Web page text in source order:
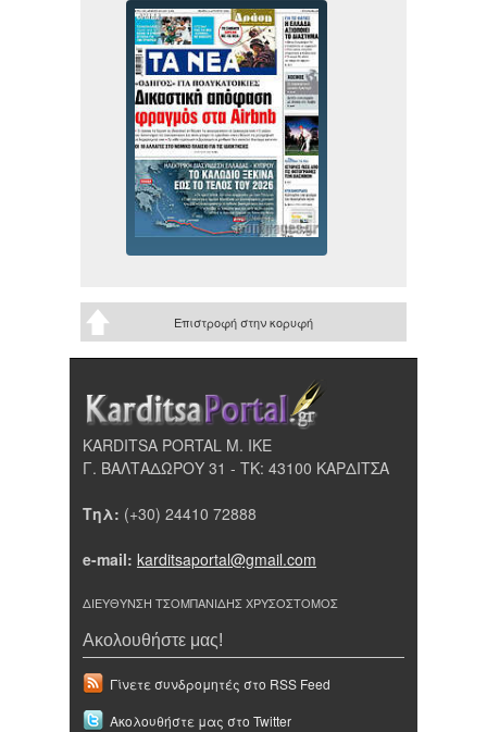
Επιστροφή στην κορυφή
KARDITSA PORTAL Μ. ΙΚΕ
Γ. ΒΑΛΤΑΔΩΡΟΥ 31 - ΤΚ: 43100 ΚΑΡΔΙΤΣΑ
Τηλ: (+30) 24410 72888
e-mail: karditsaportal@gmail.com
ΔΙΕΥΘΥΝΣΗ ΤΣΟΜΠΑΝΙΔΗΣ ΧΡΥΣΟΣΤΟΜΟΣ
Ακολουθήστε μας!
Γίνετε συνδρομητές στο RSS Feed
Ακολουθήστε μας στο Twitter